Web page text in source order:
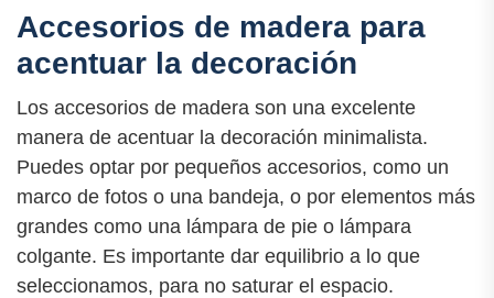
Accesorios de madera para
acentuar la decoración
Los accesorios de madera son una excelente
manera de acentuar la decoración minimalista.
Puedes optar por pequeños accesorios, como un
marco de fotos o una bandeja, o por elementos más
grandes como una lámpara de pie o lámpara
colgante. Es importante dar equilibrio a lo que
seleccionamos, para no saturar el espacio.